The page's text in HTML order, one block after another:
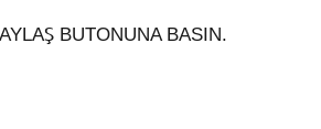
BUTONUNA BASIN.